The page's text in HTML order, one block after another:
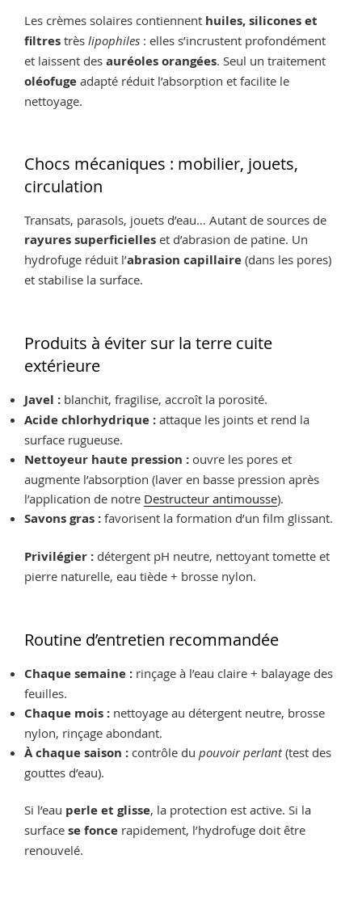
Les crèmes solaires contiennent huiles, silicones et
filtres très lipophiles : elles s’incrustent profondément
et laissent des auréoles orangées. Seul un traitement
oléofuge adapté réduit l’absorption et facilite le
nettoyage.
Chocs mécaniques : mobilier, jouets,
circulation
Transats, parasols, jouets d’eau… Autant de sources de
rayures superficielles et d’abrasion de patine. Un
hydrofuge réduit l’abrasion capillaire (dans les pores)
et stabilise la surface.
Produits à éviter sur la terre cuite
extérieure
Javel : blanchit, fragilise, accroît la porosité.
Acide chlorhydrique : attaque les joints et rend la
surface rugueuse.
Nettoyeur haute pression : ouvre les pores et
augmente l’absorption (laver en basse pression après
l’application de notre Destructeur antimousse).
Savons gras : favorisent la formation d’un film glissant.
Privilégier : détergent pH neutre, nettoyant tomette et
pierre naturelle, eau tiède + brosse nylon.
Routine d’entretien recommandée
Chaque semaine : rinçage à l’eau claire + balayage des
feuilles.
Chaque mois : nettoyage au détergent neutre, brosse
nylon, rinçage abondant.
À chaque saison : contrôle du pouvoir perlant(test des
gouttes d’eau).
Si l’eau perle et glisse, la protection est active. Si la
surface se fonce rapidement, l’hydrofuge doit être
renouvelé.